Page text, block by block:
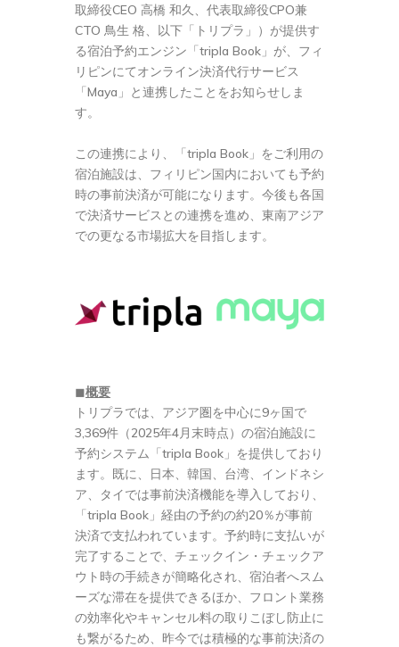
取締役CEO 高橋 和久、代表取締役CPO兼
CTO 鳥生 格、以下「トリプラ」）が提供す
る宿泊予約エンジン「tripla Book」が、フィ
リピンにてオンライン決済代行サービス
「Maya」と連携したことをお知らせしま
す。
この連携により、「tripla Book」をご利用の
宿泊施設は、フィリピン国内においても予約
時の事前決済が可能になります。今後も各国
で決済サービスとの連携を進め、東南アジア
での更なる市場拡大を目指します。
◼概要
トリプラでは、アジア圏を中心に9ヶ国で
3,369件（2025年4月末時点）の宿泊施設に
予約システム「tripla Book」を提供しており
ます。既に、日本、韓国、台湾、インドネシ
ア、タイでは事前決済機能を導入しており、
「tripla Book」経由の予約の約20％が事前
決済で支払われています。予約時に支払いが
完了することで、チェックイン・チェックア
ウト時の手続きが簡略化され、宿泊者へスム
ーズな滞在を提供できるほか、フロント業務
の効率化やキャンセル料の取りこぼし防止に
も繋がるため、昨今では積極的な事前決済の